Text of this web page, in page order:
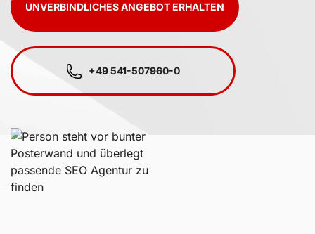
UNVERBINDLICHES ANGEBOT ERHALTEN
+49 541-507960-0